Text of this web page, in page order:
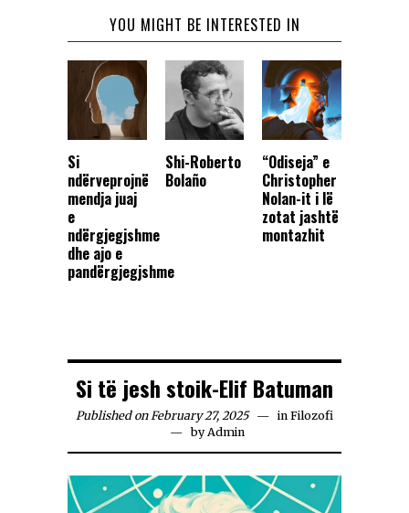
YOU MIGHT BE INTERESTED IN
Si
ndërveprojnë
mendja juaj
e
ndërgjegjshme
dhe ajo e
pandërgjegjshme
Shi-Roberto
Bolaño
“Odiseja” e
Christopher
Nolan-it i lë
zotat jashtë
montazhit
Si të jesh stoik-Elif Batuman
Published on February 27, 2025 in Filozofi
by Admin